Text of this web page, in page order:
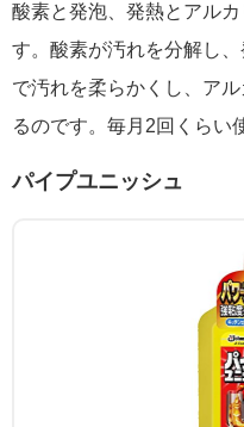
酸素と発泡、発熱とアル
す。酸素が汚れを分解し
で汚れを柔らかくし、ア
るのです。毎月2回くらい
パイプユニッシュ